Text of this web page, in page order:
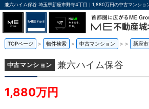
TOPページ 物件検索 中古マンション > 新座市
中古マンション 兼六ハイム保谷
1,880万円